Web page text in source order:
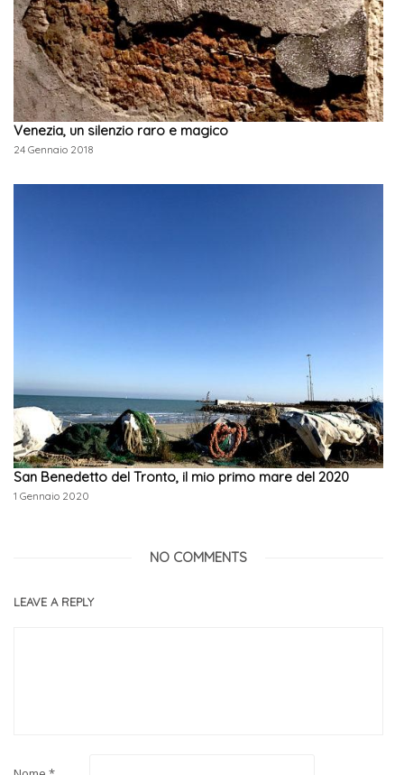
Venezia, un silenzio raro e magico
24 Gennaio 2018
San Benedetto del Tronto, il mio primo mare del 2020
1 Gennaio 2020
NO COMMENTS
LEAVE A REPLY